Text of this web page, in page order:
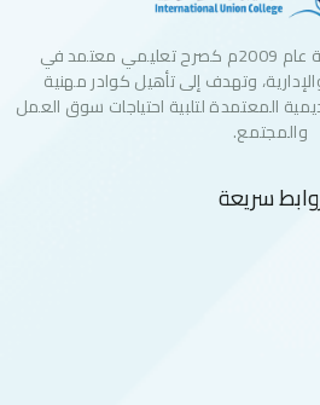
تأسست كلية الاتحاد الدولية عام 2009م كصرح تعليمي معتمد في
وتهدف إلى تأهيل كوادر مهنية
المعتمدة لتلبية احتياجات سوق العمل
والمجتمع.
سريعة